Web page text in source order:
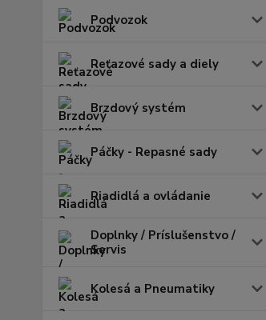
Podvozok
Reťazové sady a diely
Brzdový systém
Páčky - Repasné sady
Riadidlá a ovládanie
Doplnky / Príslušenstvo /
Servis
Kolesá a Pneumatiky